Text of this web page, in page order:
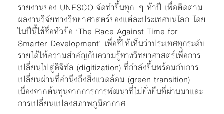
รายงานของ UNESCO จัดทำขึ้นทุก ๆ ห้าปี เพื่อติดตาม
ผลงานวิจัยทางวิทยาศาสตร์ของแต่ละประเทศบนโลก โดย
ในปีนี้ใช้ชื่อหัวข้อ ‘The Race Against Time for
Smarter Development’ เพื่อชี้ให้เห็นว่าประเทศทุกระดับ
รายได้ให้ความสำคัญกับความรู้ทางวิทยาศาสตร์เพื่อการ
เปลี่ยนไปสู่ดิจิทัล (digitization) ที่กำลังขึ้นพร้อมกับการ
เปลี่ยนผ่านที่คำนึงถึงสิ่งแวดล้อม (green transition)
เนื่องจากต้นทุนจากการการพัฒนาที่ไม่ยั่งยืนที่ผ่านมาและ
การเปลี่ยนแปลงสภาพภูมิอากาศ